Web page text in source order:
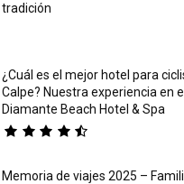
tradición
¿Cuál es el mejor hotel para
Calpe? Nuestra experiencia en
Diamante Beach Hotel & Spa
Memoria de viajes 2025 –